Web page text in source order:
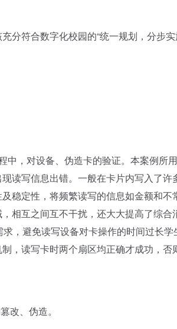
分符合数字化校园的“统一规划，分步实
，对设备、伪造卡的验证。本案例所
读写信息出错。一般在卡片内写入了许
稳定性，将频繁读写的信息如金额和不
相互之间互不干扰，还大大提高了综合
，避免读写设备对卡操作的时间过长学
，读写卡时两个扇区均正确才成功，否
改、伪造。